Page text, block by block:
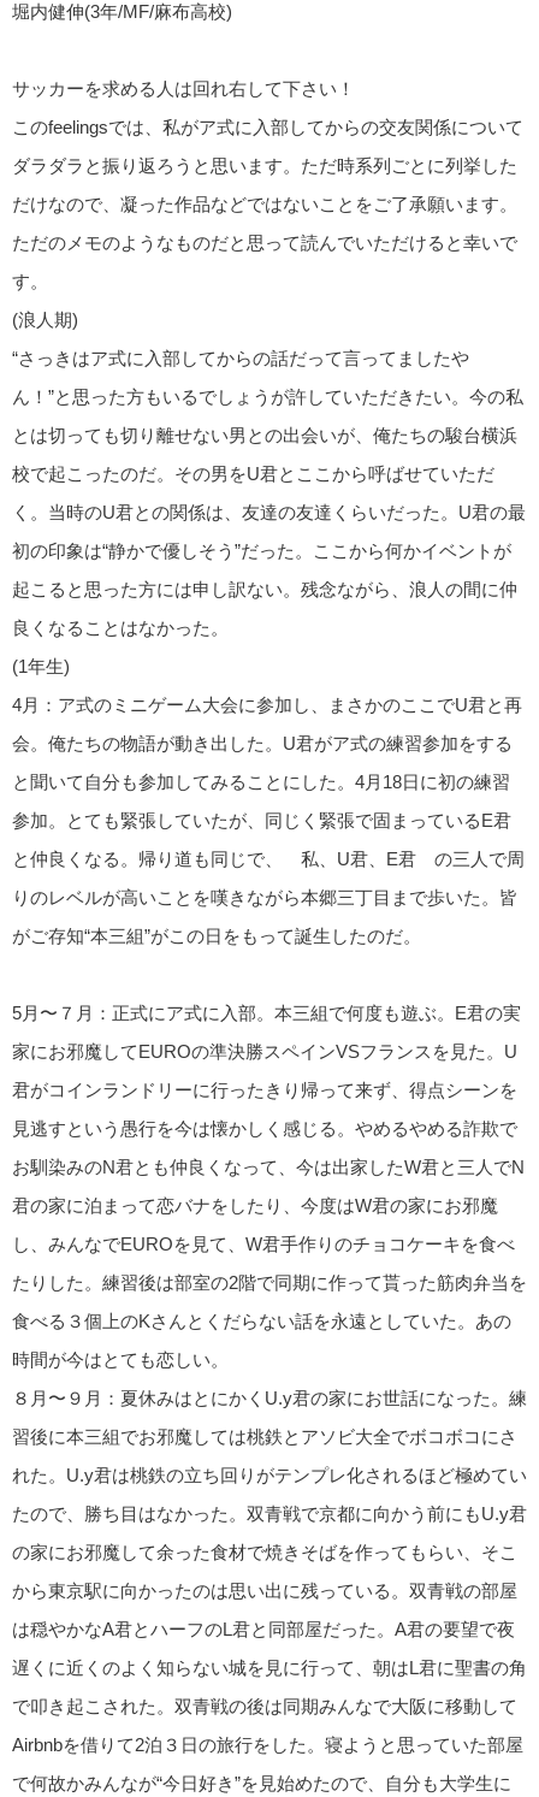
堀内健伸(3年/MF/麻布高校)
サッカーを求める人は回れ右して下さい！
このfeelingsでは、私がア式に入部してからの交友関係について
ダラダラと振り返ろうと思います。ただ時系列ごとに列挙した
だけなので、凝った作品などではないことをご了承願います。
ただのメモのようなものだと思って読んでいただけると幸いで
す。
(浪人期)
“さっきはア式に入部してからの話だって言ってましたや
ん！”と思った方もいるでしょうが許していただきたい。今の私
とは切っても切り離せない男との出会いが、俺たちの駿台横浜
校で起こったのだ。その男をU君とここから呼ばせていただ
く。当時のU君との関係は、友達の友達くらいだった。U君の最
初の印象は“静かで優しそう”だった。ここから何かイベントが
起こると思った方には申し訳ない。残念ながら、浪人の間に仲
良くなることはなかった。
(1年生)
4月：ア式のミニゲーム大会に参加し、まさかのここでU君と再
会。俺たちの物語が動き出した。U君がア式の練習参加をする
と聞いて自分も参加してみることにした。4月18日に初の練習
参加。とても緊張していたが、同じく緊張で固まっているE君
と仲良くなる。帰り道も同じで、 私、U君、E君 の三人で周
りのレベルが高いことを嘆きながら本郷三丁目まで歩いた。皆
がご存知“本三組”がこの日をもって誕生したのだ。
5月〜７月：正式にア式に入部。本三組で何度も遊ぶ。E君の実
家にお邪魔してEUROの準決勝スペインVSフランスを見た。U
君がコインランドリーに行ったきり帰って来ず、得点シーンを
見逃すという愚行を今は懐かしく感じる。やめるやめる詐欺で
お馴染みのN君とも仲良くなって、今は出家したW君と三人でN
君の家に泊まって恋バナをしたり、今度はW君の家にお邪魔
し、みんなでEUROを見て、W君手作りのチョコケーキを食べ
たりした。練習後は部室の2階で同期に作って貰った筋肉弁当を
食べる３個上のKさんとくだらない話を永遠としていた。あの
時間が今はとても恋しい。
８月〜９月：夏休みはとにかくU.y君の家にお世話になった。練
習後に本三組でお邪魔しては桃鉄とアソビ大全でボコボコにさ
れた。U.y君は桃鉄の立ち回りがテンプレ化されるほど極めてい
たので、勝ち目はなかった。双青戦で京都に向かう前にもU.y君
の家にお邪魔して余った食材で焼きそばを作ってもらい、そこ
から東京駅に向かったのは思い出に残っている。双青戦の部屋
は穏やかなA君とハーフのL君と同部屋だった。A君の要望で夜
遅くに近くのよく知らない城を見に行って、朝はL君に聖書の角
で叩き起こされた。双青戦の後は同期みんなで大阪に移動して
Airbnbを借りて2泊３日の旅行をした。寝ようと思っていた部屋
で何故かみんなが“今日好き”を見始めたので、自分も大学生に